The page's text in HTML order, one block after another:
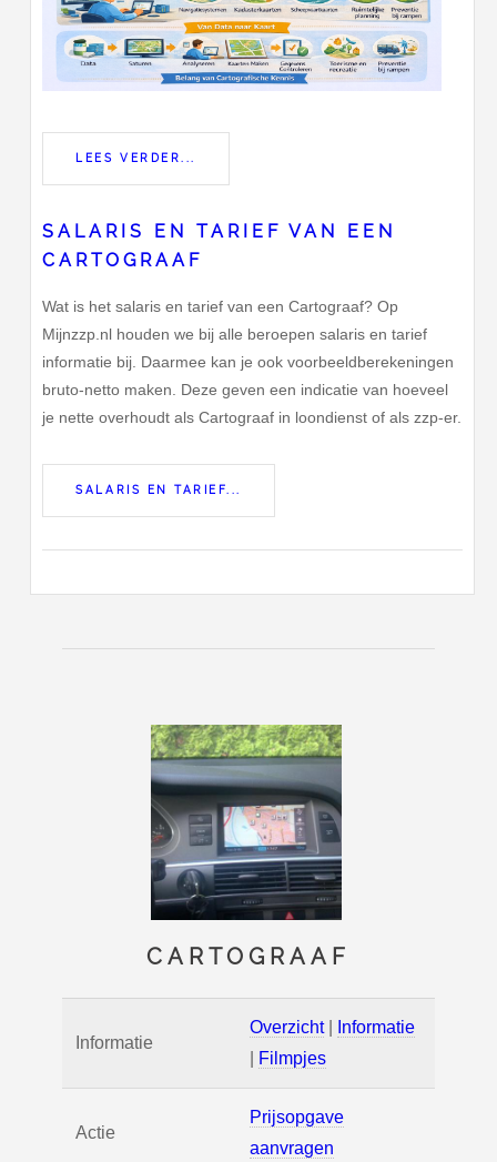
LEES VERDER...
SALARIS EN TARIEF VAN EEN
CARTOGRAAF
Wat is het salaris en tarief van een Cartograaf? Op
Mijnzzp.nl houden we bij alle beroepen salaris en tarief
informatie bij. Daarmee kan je ook voorbeeldberekeningen
bruto-netto maken. Deze geven een indicatie van hoeveel
je nette overhoudt als Cartograaf in loondienst of als zzp-er.
SALARIS EN TARIEF...
CARTOGRAAF
Informatie
Overzicht|
Informatie
Filmpjes
Actie
Prijsopgave
aanvragen